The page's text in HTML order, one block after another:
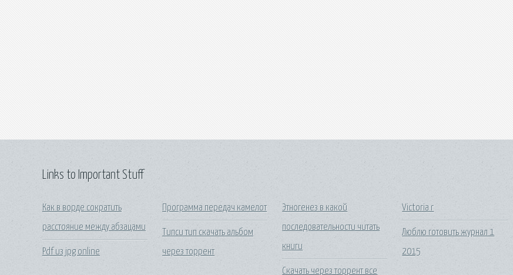
Links to Important Stuff
Как в ворде сократить
расстояние между абзацами
Pdf из jpg online
Программа передач камелот
Типси тип скачать альбом
через торрент
Этногенез в какой
последовательности читать
книги
Скачать через торрент все
Victoria r
Люблю готовить журнал 1
2015